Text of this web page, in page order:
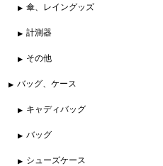
傘、レイングッズ
計測器
その他
バッグ、ケース
キャディバッグ
バッグ
シューズケース